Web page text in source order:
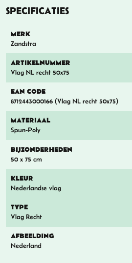
SPECIFICATIES
MERK
Zandstra
ARTIKELNUMMER
Vlag NL recht 50x75
EAN CODE
8712443000166 (Vlag NL recht 50x75)
MATERIAAL
Spun-Poly
BIJZONDERHEDEN
50 x 75 cm
KLEUR
Nederlandse vlag
TYPE
Vlag Recht
AFBEELDING
Nederland